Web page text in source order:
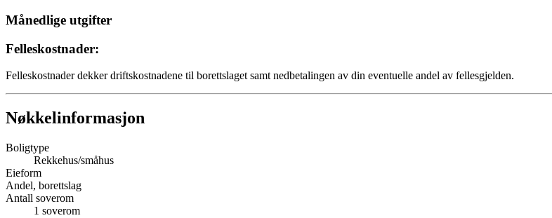
Månedlige utgifter
Felleskostnader:
Felleskostnader dekker driftskostnadene til borettslaget samt nedbetalingen av din eventuelle andel av fellesgjelden.
Nøkkelinformasjon
Boligtype
Rekkehus/småhus
Eieform
Andel, borettslag
Antall soverom
1 soverom